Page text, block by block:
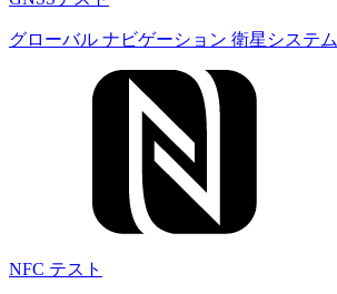
グローバル ナビゲーション 衛星システム
NFC テスト